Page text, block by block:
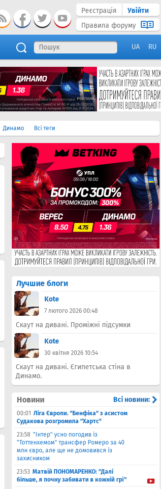
Реєстрація
Увійти
Правила форуму
UA RU
Динамо Всі теги
Лучшие блоги
Kote
7 лютого 2026 00:48
Скаут на дивані. Проміжні підсумки
Kote
30 квітня 2026 10:54
Скаут на дивані. Єгипетська стіна в
Динамо.
Новини Всі новини:
00:01 Ліга Європи. "Бенфіка" з асистом
Судакова розгромила "Хартс"
23:58 "Інтер" усно погодив із
"Тоттенхемом" трансфер Ромеро за 40
млн євро, але ще не домовився із
захисником
23:53 Матвiй ПОНОМАРЕНКО: "Далі
більше, я почну забивати в кожній грі"